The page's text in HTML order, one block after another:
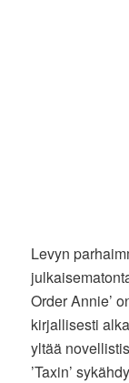
Levyn
Order Annie’
kirjallisesti
yltää
’Taxin’